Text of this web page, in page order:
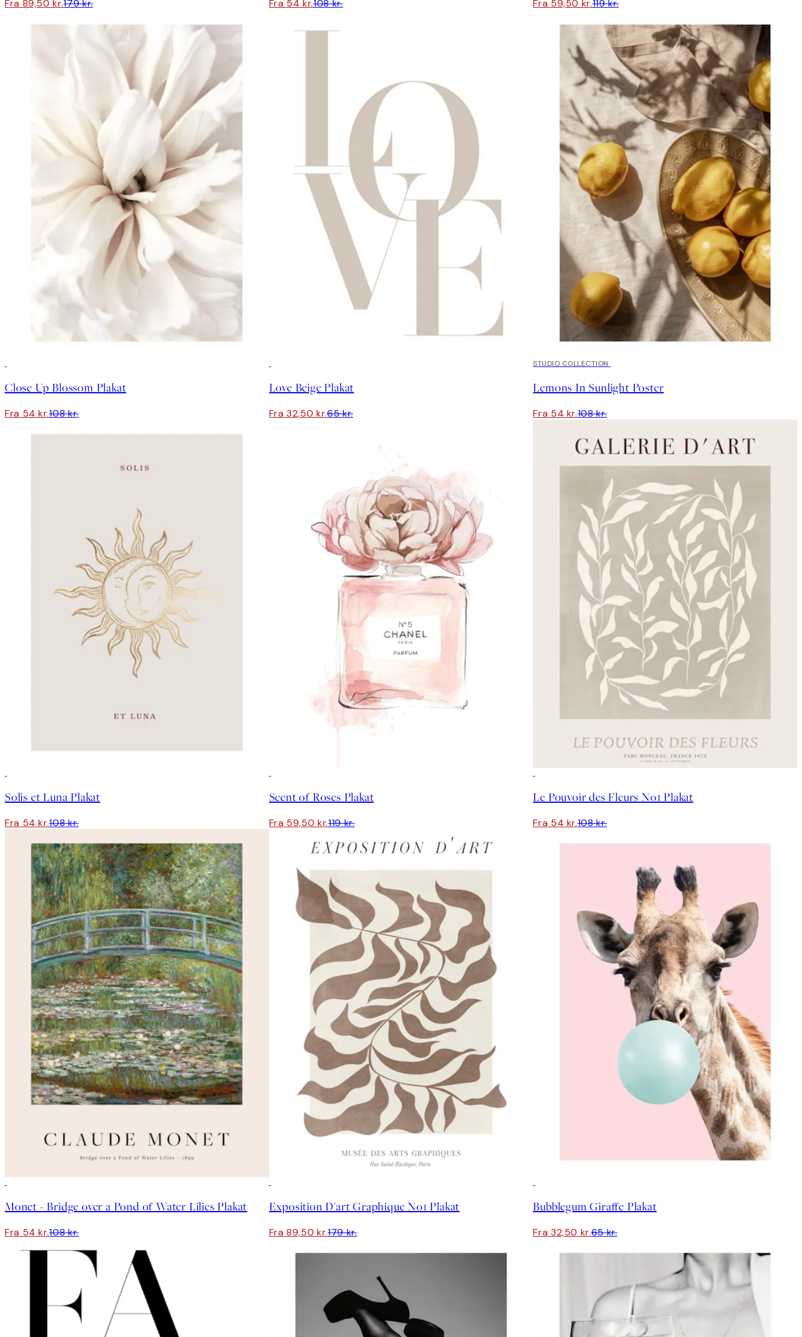
Fra 89,50 kr.179 kr. Fra 54 kr.108 kr. Fra 59,50 kr.119 kr.
Close Up Blossom Plakat
Fra 54 kr.108 kr.
Love Beige Plakat
Fra 32,50 kr.65 kr.
50%*
STUDIO COLLECTION
Lemons In Sunlight Poster
Fra 54 kr.108 kr.
Solis et Luna Plakat
Fra 54 kr.108 kr.
Scent of Roses Plakat
Fra 59,50 kr.119 kr.
Le Pouvoir des Fleurs No1 Plakat
Fra 54 kr.108 kr.
Monet - Bridge over a Pond of Water Lilies Plakat
Fra 54 kr.108 kr.
Exposition D'art Graphique No1 Plakat
Fra 89,50 kr.179 kr.
Bubblegum Giraffe Plakat
Fra 32,50 kr.65 kr.